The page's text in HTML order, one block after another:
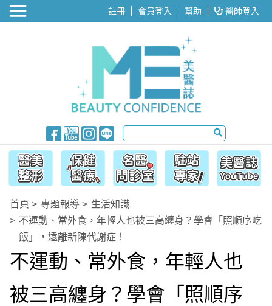
醫美整形 註冊 會員登入 幫助 醫師登入
首頁 專題報導
生活知識
不運動、常外食，年輕人也被三高纏身？學會「照順序吃
飯」，遠離新陳代謝症！
不運動、常外食，年輕人也
被三高纏身？學會「照順序